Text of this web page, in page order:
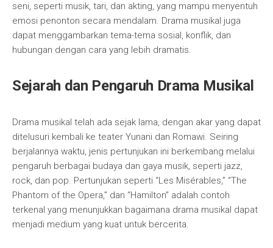
seni, seperti musik, tari, dan akting, yang mampu menyentuh
emosi penonton secara mendalam. Drama musikal juga
dapat menggambarkan tema-tema sosial, konflik, dan
hubungan dengan cara yang lebih dramatis.
Sejarah dan Pengaruh Drama Musikal
Drama musikal telah ada sejak lama, dengan akar yang dapat
ditelusuri kembali ke teater Yunani dan Romawi. Seiring
berjalannya waktu, jenis pertunjukan ini berkembang melalui
pengaruh berbagai budaya dan gaya musik, seperti jazz,
rock, dan pop. Pertunjukan seperti “Les Misérables,” “The
Phantom of the Opera,” dan “Hamilton” adalah contoh
terkenal yang menunjukkan bagaimana drama musikal dapat
menjadi medium yang kuat untuk bercerita.